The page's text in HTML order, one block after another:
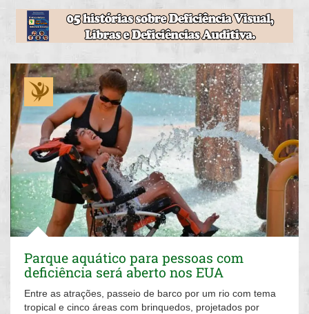
Parque aquático para pessoas com
deficiência será aberto nos EUA
Entre as atrações, passeio de barco por um rio com tema
tropical e cinco áreas com brinquedos, projetados por